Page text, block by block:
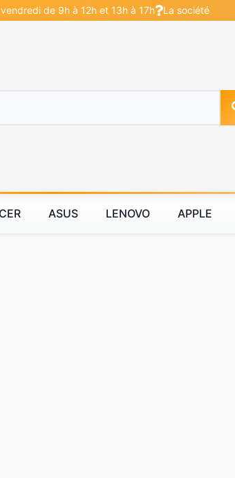
de 9h à 12h et 13h à 17h La société
ASUS LENOVO APPLE